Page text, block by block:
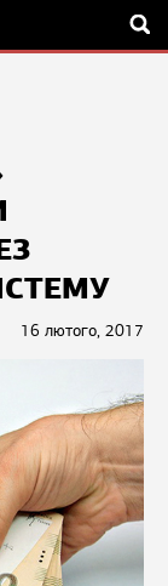
16 лютого, 2017